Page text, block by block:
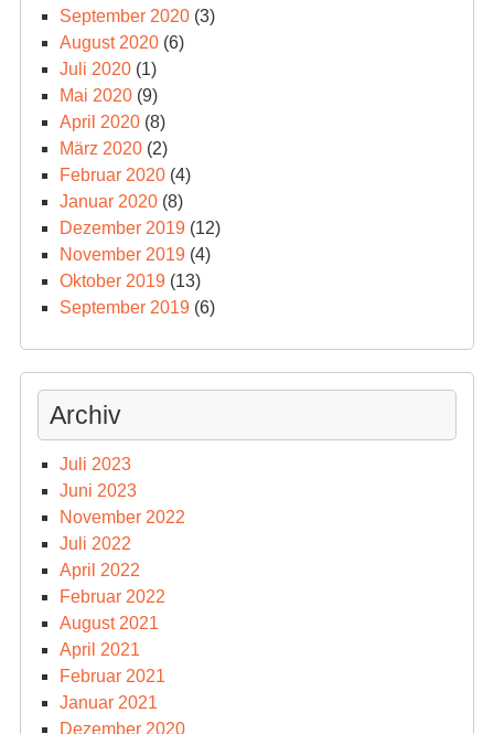
September 2020(3)
August 2020(6)
Juli 2020(1)
Mai 2020(9)
April 2020(8)
März 2020(2)
Februar 2020(4)
Januar 2020(8)
Dezember 2019(12)
November 2019(4)
Oktober 2019(13)
September 2019(6)
Archiv
Juli 2023
Juni 2023
November 2022
Juli 2022
April 2022
Februar 2022
August 2021
April 2021
Februar 2021
Januar 2021
Dezember 2020